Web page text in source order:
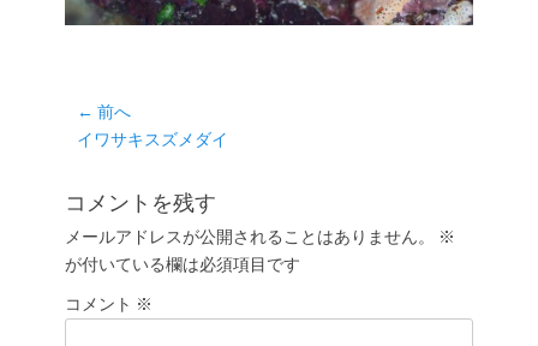
投
稿
ビ
ゲ
ー
シ
← 前へ
前
投
イワサキスズメダイ
コメントを残す
メールアドレスが公開されることはありません。
※
が付いている欄は必須項目です
コメント ※